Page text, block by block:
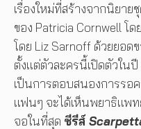
เรื่องใหม่ที่สร้างจากนิยาย
ของ Patricia Cornwell โ
โดย Liz Sarnoff ด้วยยอด
ตั้งแต่ตัวละครนี้เปิดตัวใน
เป็นการตอบสนองการรอ
แฟนๆ จะได้เห็นพยาธิแพท
จอในที่สุด ซีรีส์